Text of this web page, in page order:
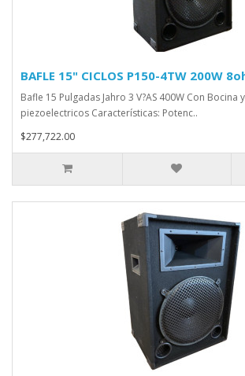
BAFLE 15" CICLOS P150-4TW 200W
Bafle 15 Pulgadas Jahro 3 V?AS 400W Con Bocina
piezoelectricos Características: Potenc..
$277,722.00